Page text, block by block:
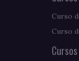
Curso
Curso